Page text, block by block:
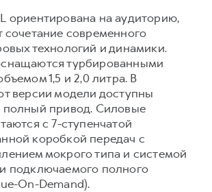
аксессуары
ориентирована на аудиторию,
сочетание современного
технологий и динамики.
турбированными
1,5 и 2,0 литра. В
версии модели доступны
полный привод. Силовые
с 7-ступенчатой
коробкой передач с
мокрого типа и системой
подключаемого полного
On-Demand).